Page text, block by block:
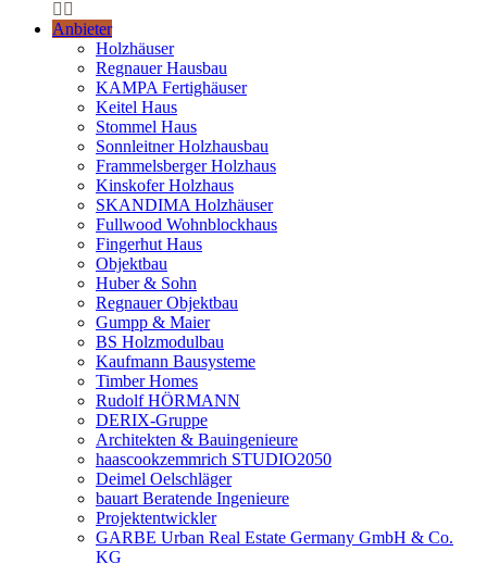
Anbieter
Holzhäuser
Regnauer Hausbau
KAMPA Fertighäuser
Keitel Haus
Stommel Haus
Sonnleitner Holzhausbau
Frammelsberger Holzhaus
Kinskofer Holzhaus
SKANDIMA Holzhäuser
Fullwood Wohnblockhaus
Fingerhut Haus
Objektbau
Huber & Sohn
Regnauer Objektbau
Gumpp & Maier
BS Holzmodulbau
Kaufmann Bausysteme
Timber Homes
Rudolf HÖRMANN
DERIX-Gruppe
Architekten & Bauingenieure
haascookzemmrich STUDIO2050
Deimel Oelschläger
bauart Beratende Ingenieure
Projektentwickler
GARBE Urban Real Estate Germany GmbH & Co.
KG